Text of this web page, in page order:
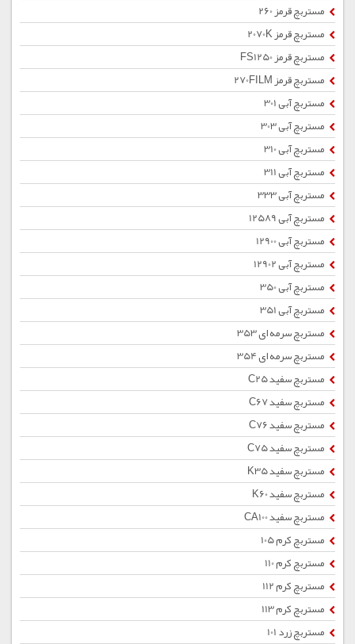
مستربچ قرمز 260
مستربچ قرمز 2070K
مستربچ قرمز FS1250
مستربچ قرمز 270FILM
مستربچ آبی 301
مستربچ آبی 303
مستربچ آبی 310
مستربچ آبی 311
مستربچ آبی 333
مستربچ آبی 12589
مستربچ آبی 12900
مستربچ آبی 12902
مستربچ آبی 350
مستربچ آبی 351
مستربچ سرمه ای 353
مستربچ سرمه ای 354
مستربچ سفید C25
مستربچ سفید C67
مستربچ سفید C76
مستربچ سفید C75
مستربچ سفید K35
مستربچ سفید K60
مستربچ سفید CA100
مستربچ کرم 105
مستربچ کرم 110
مستربچ کرم 112
مستربچ کرم 113
مستربچ زرد 101